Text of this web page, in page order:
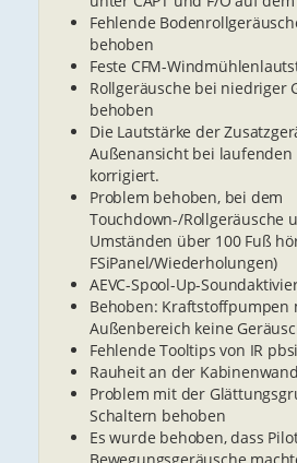
Fehlende
behoben
Feste CFM-
Rollgeräusche bei niedriger
behoben
Die Lautstärke der
Außenansicht bei
korrigiert.
Problem behoben, bei dem
Touchdown-/Rollgeräusche
Umständen über 100 Fuß
FSiPanel/Wiederholungen)
AEVC-Spool-Up-
Behoben: Kraftstoffpumpen
Außenbereich keine
Fehlende Tooltips von IR
Rauheit an der
Problem mit der
Schaltern behoben
Es wurde behoben, dass